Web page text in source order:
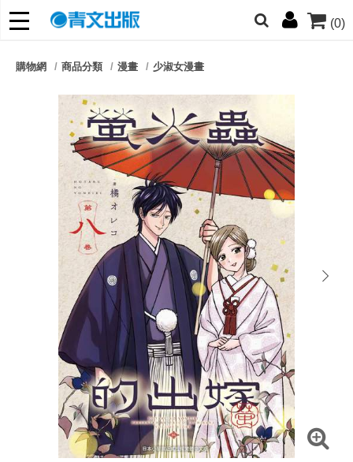
(0)
朋友們，提高警覺！
購物網 商品分類 漫畫 少淑女漫畫
next